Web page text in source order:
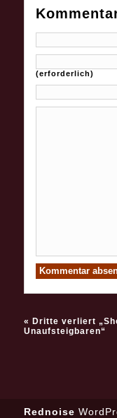
(erforderlich)
« Dritte verliert
Unaufsteigbaren“
Rednoise